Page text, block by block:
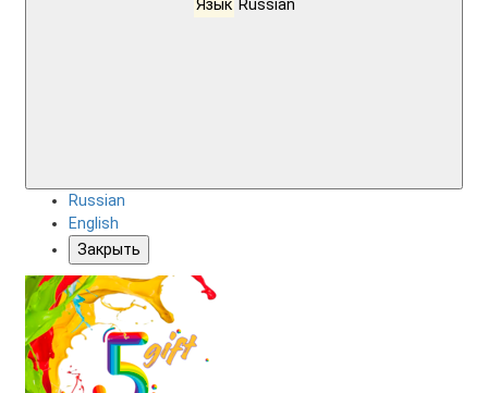
Язык Russian
Russian
English
Закрыть